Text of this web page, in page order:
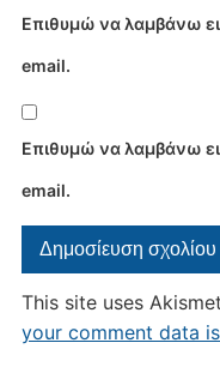
Επιθυμώ να λαμβάνω
email.
Επιθυμώ να λαμβάνω
email.
This site uses
your comment data